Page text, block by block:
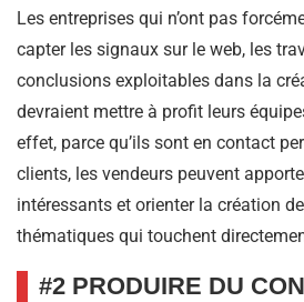
Les entreprises qui n’ont pas
capter les signaux sur le web, les
conclusions exploitables dans la
devraient mettre à profit leurs
effet, parce qu’ils sont en contact
clients, les vendeurs peuvent
intéressants et orienter la création
thématiques qui touchent
#2 PRODUIRE DU